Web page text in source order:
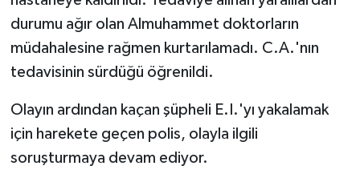
durumu ağır olan Almuhammet doktorların
müdahalesine rağmen kurtarılamadı. C.A.'nın
tedavisinin sürdüğü öğrenildi.
Olayın ardından kaçan şüpheli E.I.'yı yakalamak
için harekete geçen polis, olayla ilgili
soruşturmaya devam ediyor.